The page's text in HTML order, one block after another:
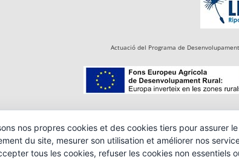
Actuació del Programa de
nos propres cookies et des cookies tiers pour assurer
du site, mesurer son utilisation et améliorer nos
tous les cookies, refuser les cookies non essentiels